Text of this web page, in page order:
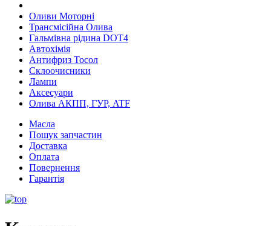
Оливи Моторні
Трансмісійна Олива
Гальмівна рідина DOT4
Автохімія
Антифриз Тосол
Склоочисники
Лампи
Аксесуари
Олива АКПП, ГУР, ATF
Масла
Пошук запчастин
Доставка
Оплата
Повернення
Гарантія